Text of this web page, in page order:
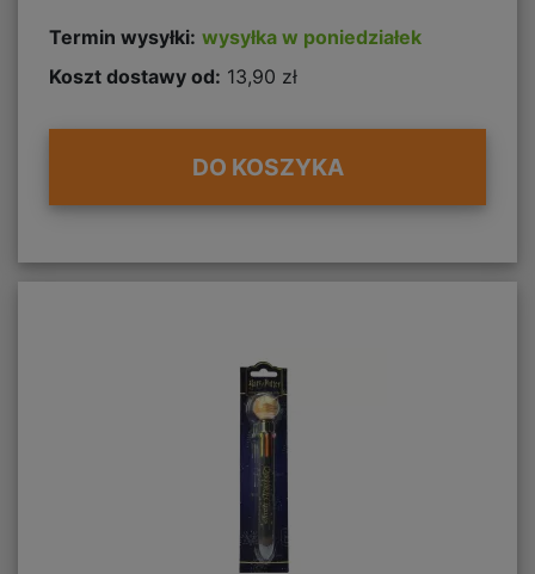
Termin wysyłki: wysyłka w poniedziałek
Koszt dostawy od: 13,90 zł
DO KOSZYKA